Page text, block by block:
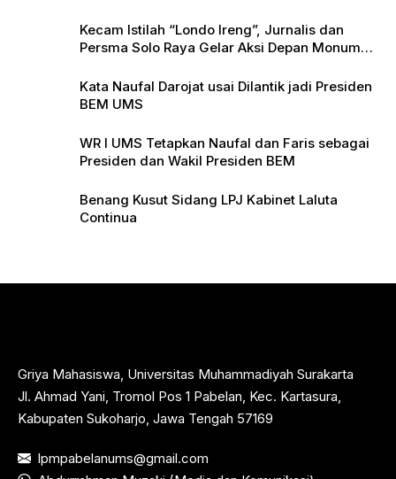
Kecam Istilah “Londo Ireng”, Jurnalis dan
Persma Solo Raya Gelar Aksi Depan Monumen
Kata Naufal Darojat usai Dilantik jadi Presiden
BEM UMS
WR I UMS Tetapkan Naufal dan Faris sebagai
Presiden dan Wakil Presiden BEM
Benang Kusut Sidang LPJ Kabinet Laluta
Continua
Griya Mahasiswa, Universitas Muhammadiyah Surakarta
Jl. Ahmad Yani, Tromol Pos 1 Pabelan, Kec. Kartasura,
Kabupaten Sukoharjo, Jawa Tengah 57169
lpmpabelanums@gmail.com